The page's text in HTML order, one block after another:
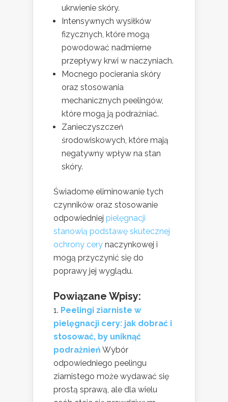
ukrwienie skóry.
Intensywnych wysiłków
fizycznych, które mogą
powodować nadmierne
przepływy krwi w naczyniach.
Mocnego pocierania skóry
oraz stosowania
mechanicznych peelingów,
które mogą ją podrażniać.
Zanieczyszczeń
środowiskowych, które mają
negatywny wpływ na stan
skóry.
Świadome eliminowanie tych
czynników oraz stosowanie
odpowiedniej pielęgnacji
stanowią podstawę skutecznej
ochrony cery naczynkowej i
mogą przyczynić się do
poprawy jej wyglądu.
Powiązane Wpisy:
Peelingi ziarniste w
pielęgnacji cery: jak dobrać i
stosować, by uniknąć
podrażnień Wybór
odpowiedniego peelingu
ziarnistego może wydawać się
prostą sprawą, ale dla wielu